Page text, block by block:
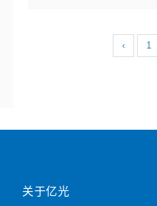
‹ 1
关于亿光